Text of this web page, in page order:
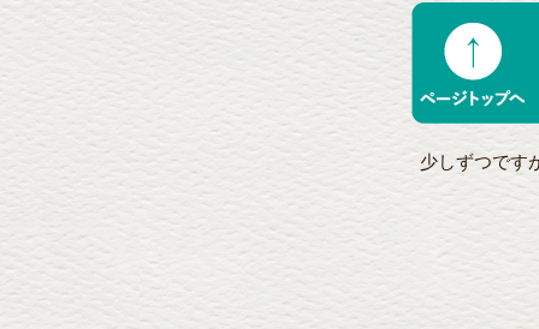
現場の
少しずつです